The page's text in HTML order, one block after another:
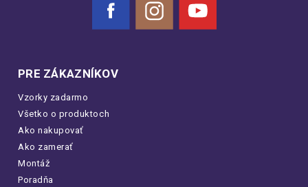
Facebook Instagram YouTube
PRE ZÁKAZNÍKOV
Vzorky zadarmo
Všetko o produktoch
Ako nakupovať
Ako zamerať
Montáž
Poradňa